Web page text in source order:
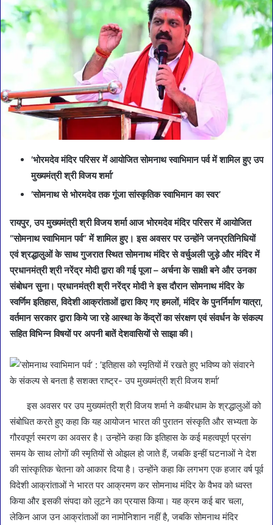
’भोरमदेव मंदिर परिसर में आयोजित सोमनाथ स्वाभिमान पर्व में शामिल हुए उप
मुख्यमंत्री श्री विजय शर्मा’
’सोमनाथ से भोरमदेव तक गूंजा सांस्कृतिक स्वाभिमान का स्वर’
रायपुर, उप मुख्यमंत्री श्री विजय शर्मा आज भोरमदेव मंदिर परिसर में आयोजित
“सोमनाथ स्वाभिमान पर्व” में शामिल हुए। इस अवसर पर उन्होंने जनप्रतिनिधियों
एवं श्रद्धालुओं के साथ गुजरात स्थित सोमनाथ मंदिर से वर्चुअली जुड़े और मंदिर में
प्रधानमंत्री श्री नरेंद्र मोदी द्वारा की गई पूजा – अर्चना के साक्षी बने और उनका
संबोधन सुना। प्रधानमंत्री श्री नरेंद्र मोदी ने इस दौरान सोमनाथ मंदिर के
स्वर्णिम इतिहास, विदेशी आक्रांताओं द्वारा किए गए हमलों, मंदिर के पुनर्निर्माण यात्रा,
वर्तमान सरकार द्वारा किये जा रहे आस्था के केंद्रों का संरक्षण एवं संवर्धन के संकल्प
सहित विभिन्न विषयों पर अपनी बातें देशवासियों से साझा की।
इस अवसर पर उप मुख्यमंत्री श्री विजय शर्मा ने कबीरधाम के श्रद्धालुओं को
संबोधित करते हुए कहा कि यह आयोजन भारत की पुरातन संस्कृति और सभ्यता के
गौरवपूर्ण स्मरण का अवसर है। उन्होंने कहा कि इतिहास के कई महत्वपूर्ण प्रसंग
समय के साथ लोगों की स्मृतियों से ओझल हो जाते हैं, जबकि इन्हीं घटनाओं ने देश
की सांस्कृतिक चेतना को आकार दिया है। उन्होंने कहा कि लगभग एक हजार वर्ष पूर्व
विदेशी आक्रांताओं ने भारत पर आक्रमण कर सोमनाथ मंदिर के वैभव को ध्वस्त
किया और इसकी संपदा को लूटने का प्रयास किया। यह क्रम कई बार चला,
लेकिन आज उन आक्रांताओं का नामोनिशान नहीं है, जबकि सोमनाथ मंदिर